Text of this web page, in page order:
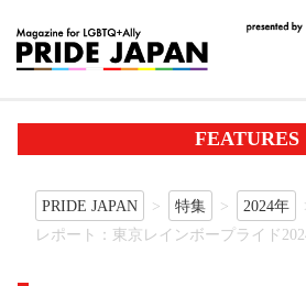
FEATURES
PRIDE JAPAN 特集
2024年
レポート：東京レインボープライド